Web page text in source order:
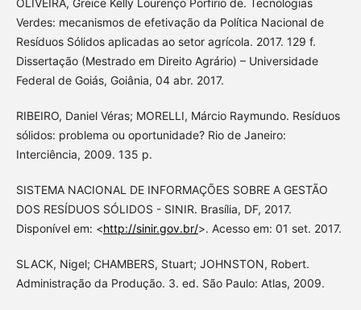
Verdes: mecanismos de efetivação da Política Nacional de
Resíduos Sólidos aplicadas ao setor agrícola. 2017. 129 f.
Dissertação (Mestrado em Direito Agrário) – Universidade
Federal de Goiás, Goiânia, 04 abr. 2017.
RIBEIRO, Daniel Véras; MORELLI, Márcio Raymundo. Resíduos
sólidos: problema ou oportunidade? Rio de Janeiro:
Interciência, 2009. 135 p.
SISTEMA NACIONAL DE INFORMAÇÕES SOBRE A GESTÃO
DOS RESÍDUOS SÓLIDOS - SINIR. Brasília, DF, 2017.
Disponível em: <http://sinir.gov.br/>. Acesso em: 01 set. 2017.
SLACK, Nigel; CHAMBERS, Stuart; JOHNSTON, Robert.
Administração da Produção. 3. ed. São Paulo: Atlas, 2009.